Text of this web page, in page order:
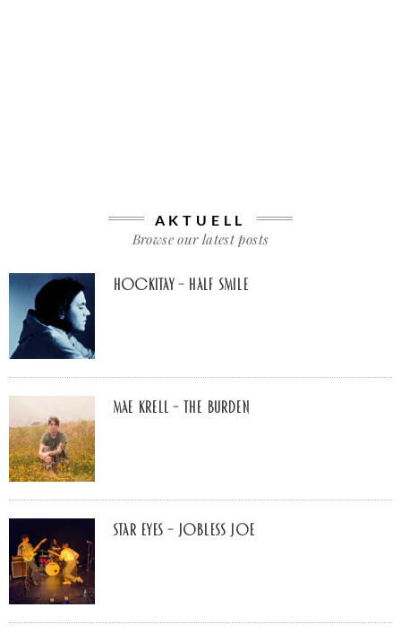
AKTUELL
Browse our latest posts
Hockitay – half smile
Mae Krell – the burden
Star Eyes – Jobless Joe